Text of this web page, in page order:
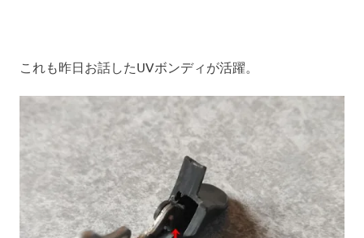
これも昨日お話したUVボンディが活躍。